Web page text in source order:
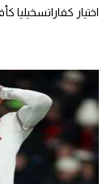
اختيار